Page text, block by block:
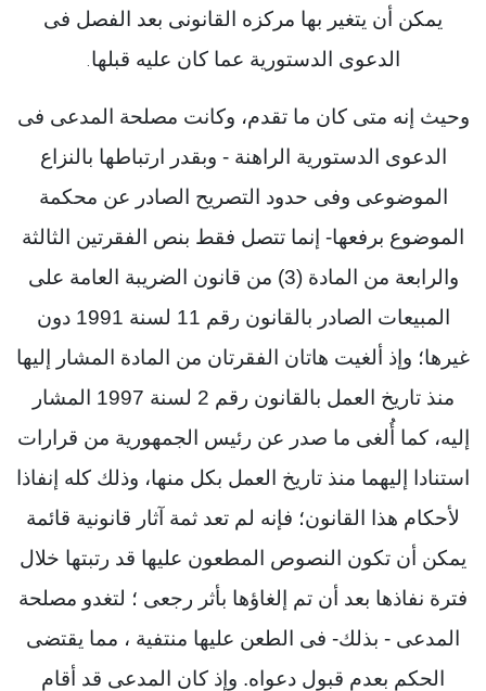
يمكن أن يتغير بها مركزه القانونى بعد الفصل فى
الدعوى الدستورية عما كان عليه قبلها.
وحيث إنه متى كان ما تقدم، وكانت مصلحة المدعى فى
الدعوى الدستورية الراهنة - وبقدر ارتباطها بالنزاع
الموضوعى وفى حدود التصريح الصادر عن محكمة
الموضوع برفعها- إنما تتصل فقط بنص الفقرتين الثالثة
والرابعة من المادة (3) من قانون الضريبة العامة على
المبيعات الصادر بالقانون رقم 11 لسنة 1991 دون
غيرها؛ وإذ ألغيت هاتان الفقرتان من المادة المشار إليها
منذ تاريخ العمل بالقانون رقم 2 لسنة 1997 المشار
إليه، كما أُلغى ما صدر عن رئيس الجمهورية من قرارات
استنادا إليهما منذ تاريخ العمل بكل منها، وذلك كله إنفاذا
لأحكام هذا القانون؛ فإنه لم تعد ثمة آثار قانونية قائمة
يمكن أن تكون النصوص المطعون عليها قد رتبتها خلال
فترة نفاذها بعد أن تم إلغاؤها بأثر رجعى ؛ لتغدو مصلحة
المدعى - بذلك- فى الطعن عليها منتفية ، مما يقتضى
الحكم بعدم قبول دعواه. وإذ كان المدعى قد أقام